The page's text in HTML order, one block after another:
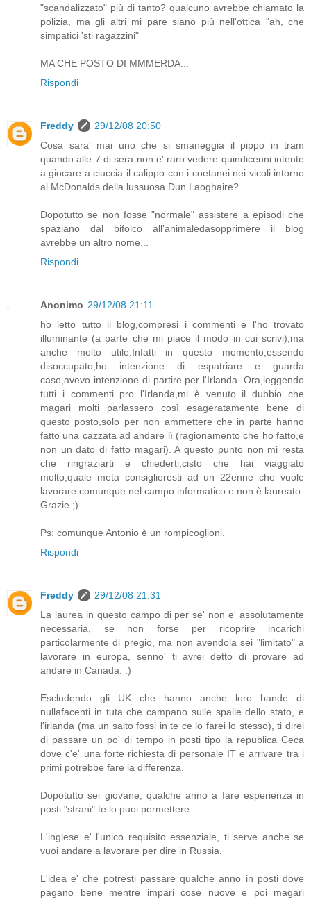
"scandalizzato" più di tanto? qualcuno avrebbe chiamato la
polizia, ma gli altri mi pare siano più nell'ottica "ah, che
simpatici 'sti ragazzini"
MA CHE POSTO DI MMMERDA...
Rispondi
Freddy
29/12/08 20:50
Cosa sara' mai uno che si smaneggia il pippo in tram
quando alle 7 di sera non e' raro vedere quindicenni intente
a giocare a ciuccia il calippo con i coetanei nei vicoli intorno
al McDonalds della lussuosa Dun Laoghaire?
Dopotutto se non fosse "normale" assistere a episodi che
spaziano dal bifolco all'animaledasopprimere il blog
avrebbe un altro nome...
Rispondi
Anonimo 29/12/08 21:11
ho letto tutto il blog,compresi i commenti e l'ho trovato
illuminante (a parte che mi piace il modo in cui scrivi),ma
anche molto utile.Infatti in questo momento,essendo
disoccupato,ho intenzione di espatriare e guarda
caso,avevo intenzione di partire per l'Irlanda. Ora,leggendo
tutti i commenti pro l'Irlanda,mi è venuto il dubbio che
magari molti parlassero così esageratamente bene di
questo posto,solo per non ammettere che in parte hanno
fatto una cazzata ad andare lì (ragionamento che ho fatto,e
non un dato di fatto magari). A questo punto non mi resta
che ringraziarti e chiederti,cisto che hai viaggiato
molto,quale meta consiglieresti ad un 22enne che vuole
lavorare comunque nel campo informatico e non è laureato.
Grazie ;)
Ps: comunque Antonio è un rompicoglioni.
Rispondi
Freddy
29/12/08 21:31
La laurea in questo campo di per se' non e' assolutamente
necessaria, se non forse per ricoprire incarichi
particolarmente di pregio, ma non avendola sei "limitato" a
lavorare in europa, senno' ti avrei detto di provare ad
andare in Canada. :)
Escludendo gli UK che hanno anche loro bande di
nullafacenti in tuta che campano sulle spalle dello stato, e
l'irlanda (ma un salto fossi in te ce lo farei lo stesso), ti direi
di passare un po' di tempo in posti tipo la republica Ceca
dove c'e' una forte richiesta di personale IT e arrivare tra i
primi potrebbe fare la differenza.
Dopotutto sei giovane, qualche anno a fare esperienza in
posti "strani" te lo puoi permettere.
L'inglese e' l'unico requisito essenziale, ti serve anche se
vuoi andare a lavorare per dire in Russia.
L'idea e' che potresti passare qualche anno in posti dove
pagano bene mentre impari cose nuove e poi magari